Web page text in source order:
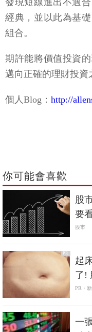
經典，並以此為基
組合。
期許能將價值投資
邁向正確的理財投資
個人Blog： http://
你可能會喜歡
股
要
股市
PR
起
了!
PR・
一